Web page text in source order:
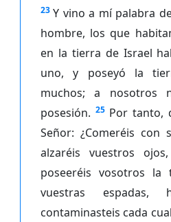
23 Y vino a mí palabra
hombre, los que
en la tierra de Israel
uno, y poseyó la
muchos; a
posesión. 25 Por tanto,
Señor: ¿Comeréis
alzaréis vuestros
poseeréis vosotros la
vuestras espadas,
contaminasteis cada